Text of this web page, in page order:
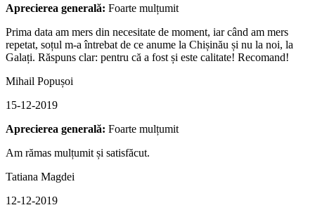
Aprecierea generală: Foarte mulțumit
Prima data am mers din necesitate de moment, iar când am mers
repetat, soțul m-a întrebat de ce anume la Chișinău și nu la noi, la
Galați. Răspuns clar: pentru că a fost și este calitate! Recomand!
Mihail Popușoi
15-12-2019
Aprecierea generală: Foarte mulțumit
Am rămas mulțumit și satisfăcut.
Tatiana Magdei
12-12-2019